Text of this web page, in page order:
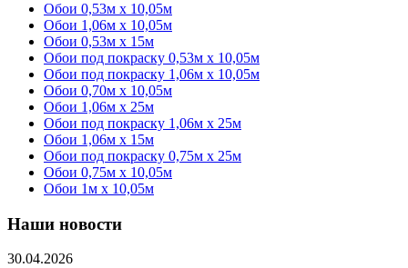
Обои 0,53м x 10,05м
Обои 1,06м х 10,05м
Обои 0,53м x 15м
Обои под покраску 0,53м x 10,05м
Обои под покраску 1,06м х 10,05м
Обои 0,70м x 10,05м
Обои 1,06м x 25м
Обои под покраску 1,06м x 25м
Обои 1,06м x 15м
Обои под покраску 0,75м x 25м
Обои 0,75м x 10,05м
Обои 1м х 10,05м
Наши новости
30.04.2026